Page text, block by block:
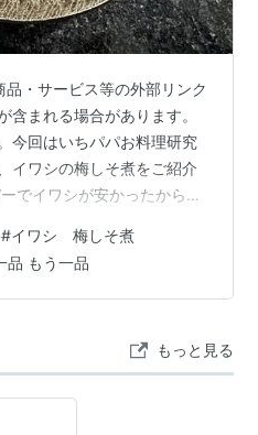
・サービス等の外部リンク
含まれる場合があります。
今回はいちパパお料理研究
イワシの梅しそ煮をご紹介
でイワシが安かったから買
。 左）オイル漬け 右）梅
漬けから。オーブンを
ワシは塩水処理し、トマ
にオリーブオイルを入れ、
熱します。…
#イワシ 梅しそ煮
品 もう一品
もっと見る